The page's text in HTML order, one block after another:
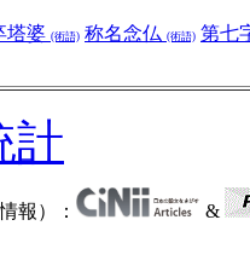
塔婆 (術語) 称名念仏 (術語) 第七
計
報）： &